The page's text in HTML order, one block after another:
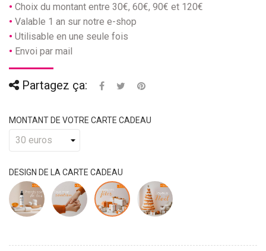
Choix du montant entre 30€, 60€, 90€ et 120€
Valable 1 an sur notre e-shop
Utilisable en une seule fois
Envoi par mail
Partagez ça:
MONTANT DE VOTRE CARTE CADEAU
DESIGN DE LA CARTE CADEAU